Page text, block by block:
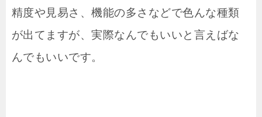
精度や見易さ、機能の多さなどで色んな種類
が出てますが、実際なんでもいいと言えばな
んでもいいです。